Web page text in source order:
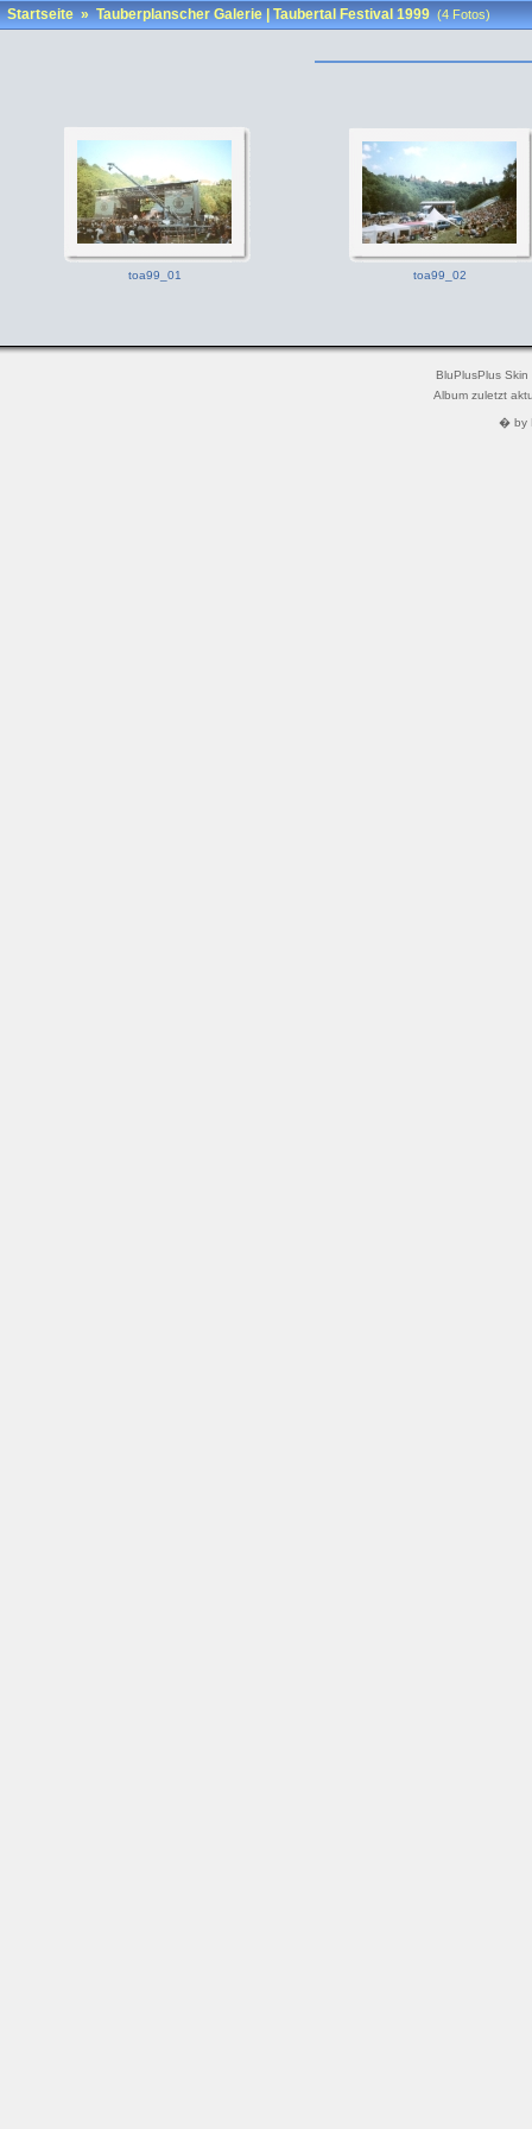
Startseite»Tauberplanscher Galerie | Taubertal Festival 1999 (4 Fotos)
toa99_01 toa99_02
BluPlusPlus
Album zuletzt
� by